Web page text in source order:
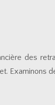
des
Examinons